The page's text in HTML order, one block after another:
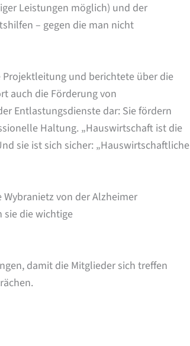
Leistungen möglich) und der
– gegen die man nicht
Projektleitung und berichtete über die
auch die Förderung von
Entlastungsdienste dar: Sie fördern
Haltung. „Hauswirtschaft ist die
sie ist sich sicher: „Hauswirtschaftliche
von der Alzheimer
sie die wichtige
damit die Mitglieder sich treffen